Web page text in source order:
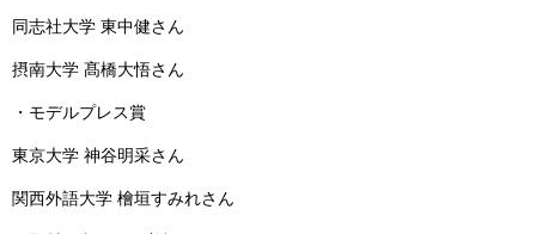
同志社大学 東中健さん
摂南大学 髙橋大悟さん
・モデルプレス賞
東京大学 神谷明采さん
関西外語大学 檜垣すみれさん